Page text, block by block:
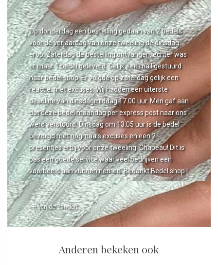
Op donderdag een bestelling gedaan van 2 bedels
voor de verjaardag van onze tweeling de dinsdag
erop. Zaterdag de bestelling ontvangen, echter was
er maar 1 bedel geleverd. Gelijk een mail gestuurd
naar bedel.shop. Er volgde op zaterdag gelijk een
reactie, met excuses. Wij hadden een uiterste
deadline van dinsdagmiddag 17.00 uur. Men gaf aan
dat deze bedel maandag per express post naar ons
werd verstuurd. Dinsdag om 13.05 uur is de bedel
bezorgd met nogmaals excuses en een 2
presentjes erbij voor onze tweeling. Chapeau! Dit is
pas een goede service waar veel bedrijven een
voorbeeld aan kunnen nemen. Bedankt Bedel.shop !
- R van de Zanden
Anderen bekeken ook